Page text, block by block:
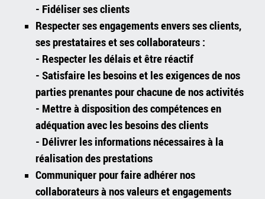
- Fidéliser ses clients
Respecter ses engagements envers ses clients,
ses prestataires et ses collaborateurs :
- Respecter les délais et être réactif
- Satisfaire les besoins et les exigences de nos
parties prenantes pour chacune de nos activités
- Mettre à disposition des compétences en
adéquation avec les besoins des clients
- Délivrer les informations nécessaires à la
réalisation des prestations
Communiquer pour faire adhérer nos
collaborateurs à nos valeurs et engagements